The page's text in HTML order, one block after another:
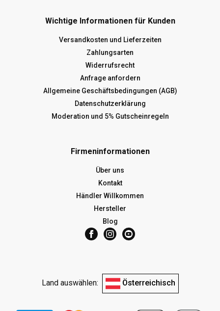
Wichtige Informationen für Kunden
Versandkosten und Lieferzeiten
Zahlungsarten
Widerrufsrecht
Anfrage anfordern
Allgemeine Geschäftsbedingungen (AGB)
Datenschutzerklärung
Moderation und 5% Gutscheinregeln
Firmeninformationen
Über uns
Kontakt
Händler Willkommen
Hersteller
Blog
Land auswählen: Österreichisch